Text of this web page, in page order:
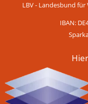
LBV - Landesbund
IBAN: